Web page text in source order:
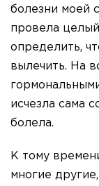
болезни моей
провела
определить,
вылечить. На
исчезла сама
болела.
К тому
многие